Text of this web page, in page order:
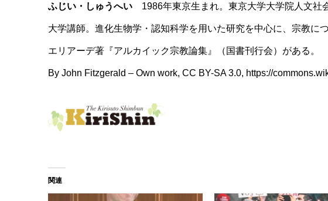
ふじい・しゅうへい 1986年東京生まれ。東京大学大学院人文社
大学講師。進化生物学・認知科学を用いた研究を中心に、宗教に
エリアーデ著『アルカイック宗教論集』（国書刊行会）がある。
By John Fitzgerald – Own work, CC BY-SA 3.0, https://
関連